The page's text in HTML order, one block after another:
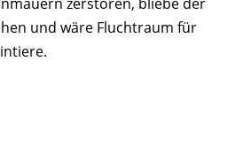
und wäre Fluchtraum für